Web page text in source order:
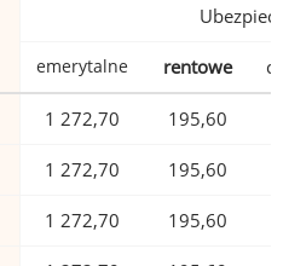
emerytalne rentowe
1 272,70 195,60
1 272,70 195,60
1 272,70 195,60